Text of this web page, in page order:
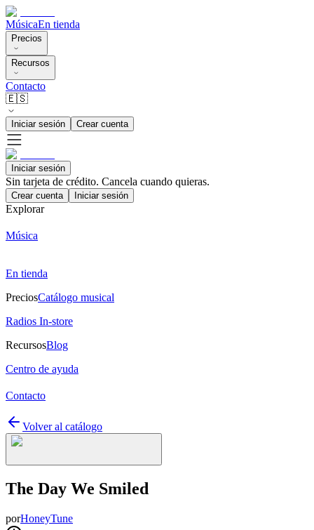
MúsicaEn tienda
Precios
Recursos
Contacto
🇪🇸
Iniciar sesión Crear cuenta
Iniciar sesión
Sin tarjeta de crédito. Cancela cuando quieras.
Crear cuenta Iniciar sesión
Explorar
Música
En tienda
PreciosCatálogo musical
Radios In-store
RecursosBlog
Centro de ayuda
Contacto
Volver al catálogo
The Day We Smiled
porHoneyTune